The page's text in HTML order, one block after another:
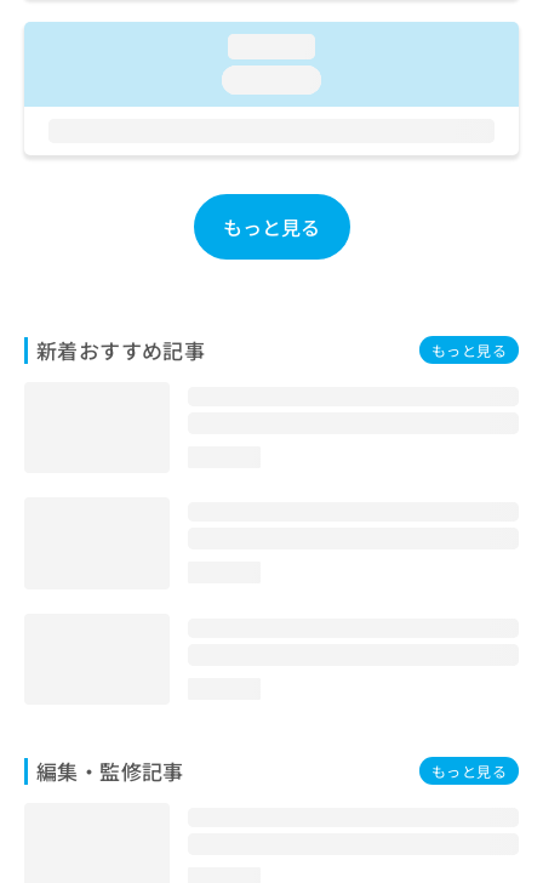
もっと見る
新着おすすめ記事 もっと見る
編集・監修記事 もっと見る
お
わ
は